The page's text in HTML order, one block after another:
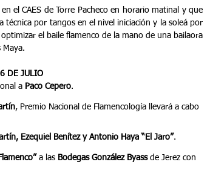
el CAES de Torre Pacheco en horario matinal y que
técnica por tangos en el nivel iniciación y la soleá por
el baile flamenco de la mano de una bailaora
Maya.
DE JULIO
a Paco Cepero.
, Premio Nacional de Flamencología llevará a cabo
Ezequiel Benítez y Antonio Haya “El Jaro”.
a las Bodegas González Byass de Jerez con